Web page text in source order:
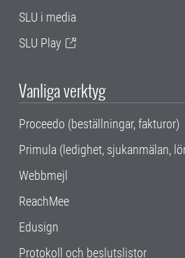
SLU i media
SLU Play
Vanliga verktyg
Proceedo (beställningar, fakturor)
Primula (ledighet, sjukanmälan,
Webbmejl
ReachMee
Edusign
Protokoll och beslutslistor